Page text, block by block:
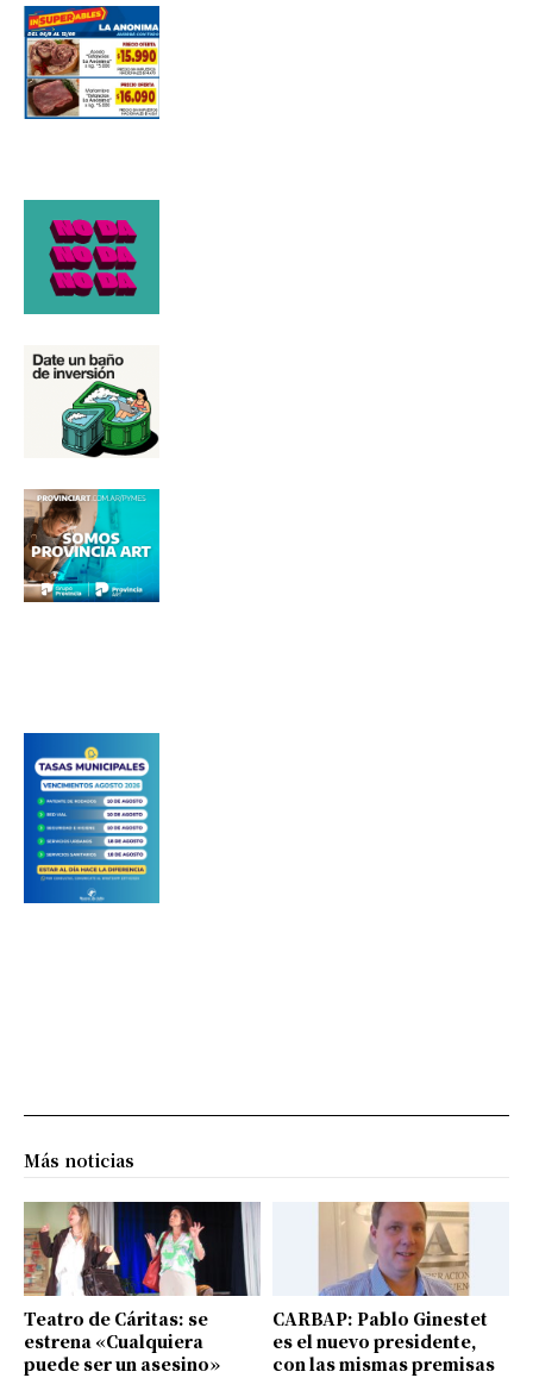
Más noticias
Teatro de Cáritas: se
estrena «Cualquiera
puede ser un asesino»
CARBAP: Pablo Ginestet
es el nuevo presidente,
con las mismas premisas